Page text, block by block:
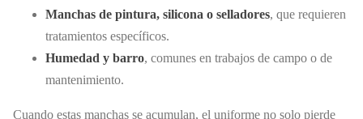
Manchas de pintura, silicona o selladores, que requieren
tratamientos específicos.
Humedad y barro, comunes en trabajos de campo o de
mantenimiento.
Cuando estas manchas se acumulan, el uniforme no solo pierde